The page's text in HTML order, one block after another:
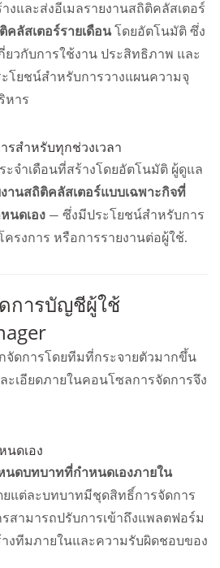
งและส่งอีเมลรายงานสถิติคลัสเตอร์
คลัสเตอร์รายเดือนโดยอัตโนมัติ ซึ่ง
ยวกับการใช้งาน ประสิทธิภาพ และ
ยชน์สำหรับการวางแผนความจุ
หาร
รสำหรับทุกช่วงเวลา
ะจำเดือนที่สร้างโดยอัตโนมัติ ผู้ดูแล
งานสถิติคลัสเตอร์แบบเฉพาะกิจที่
นดเอง — ซึ่งมีประโยชน์สำหรับการ
รงการ หรือการรายงานต่อผู้ใช้.
การบัญชีผู้ใช้
จัดการโดยทีมที่กระจายตัวมากขึ้น
ะเอียดภายในคอนโซลการจัดการจึง
ดเอง
นดบทบาทที่กำหนดเองภายใน
ยแต่ละบทบาทมีชุดสิทธิ์การจัดการ
สามารถปรับการเข้าถึงแพลตฟอร์ม
งทีมภายในและความรับผิดชอบของ